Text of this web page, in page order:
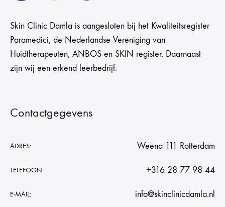
Skin Clinic Damla is aangesloten bij het Kwaliteitsregister
Paramedici, de Nederlandse Vereniging van
Huidtherapeuten, ANBOS en SKIN register. Daarnaast
zijn wij een erkend leerbedrijf.
Contactgegevens
ADRES: Weena 111 Rotterdam
TELEFOON: +316 28 77 98 44
E-MAIL: info@skinclinicdamla.nl